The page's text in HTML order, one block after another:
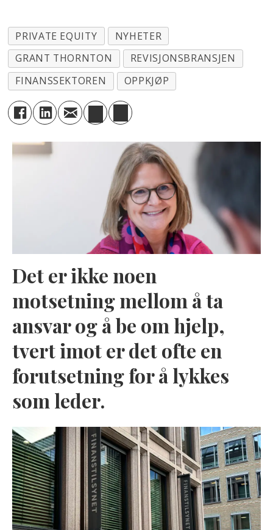
PRIVATE EQUITY
NYHETER
GRANT THORNTON
REVISJONSBRANSJEN
FINANSSEKTOREN
OPPKJØP
Det er ikke noen
motsetning mellom å ta
ansvar og å be om hjelp,
tvert imot er det ofte en
forutsetning for å lykkes
som leder.